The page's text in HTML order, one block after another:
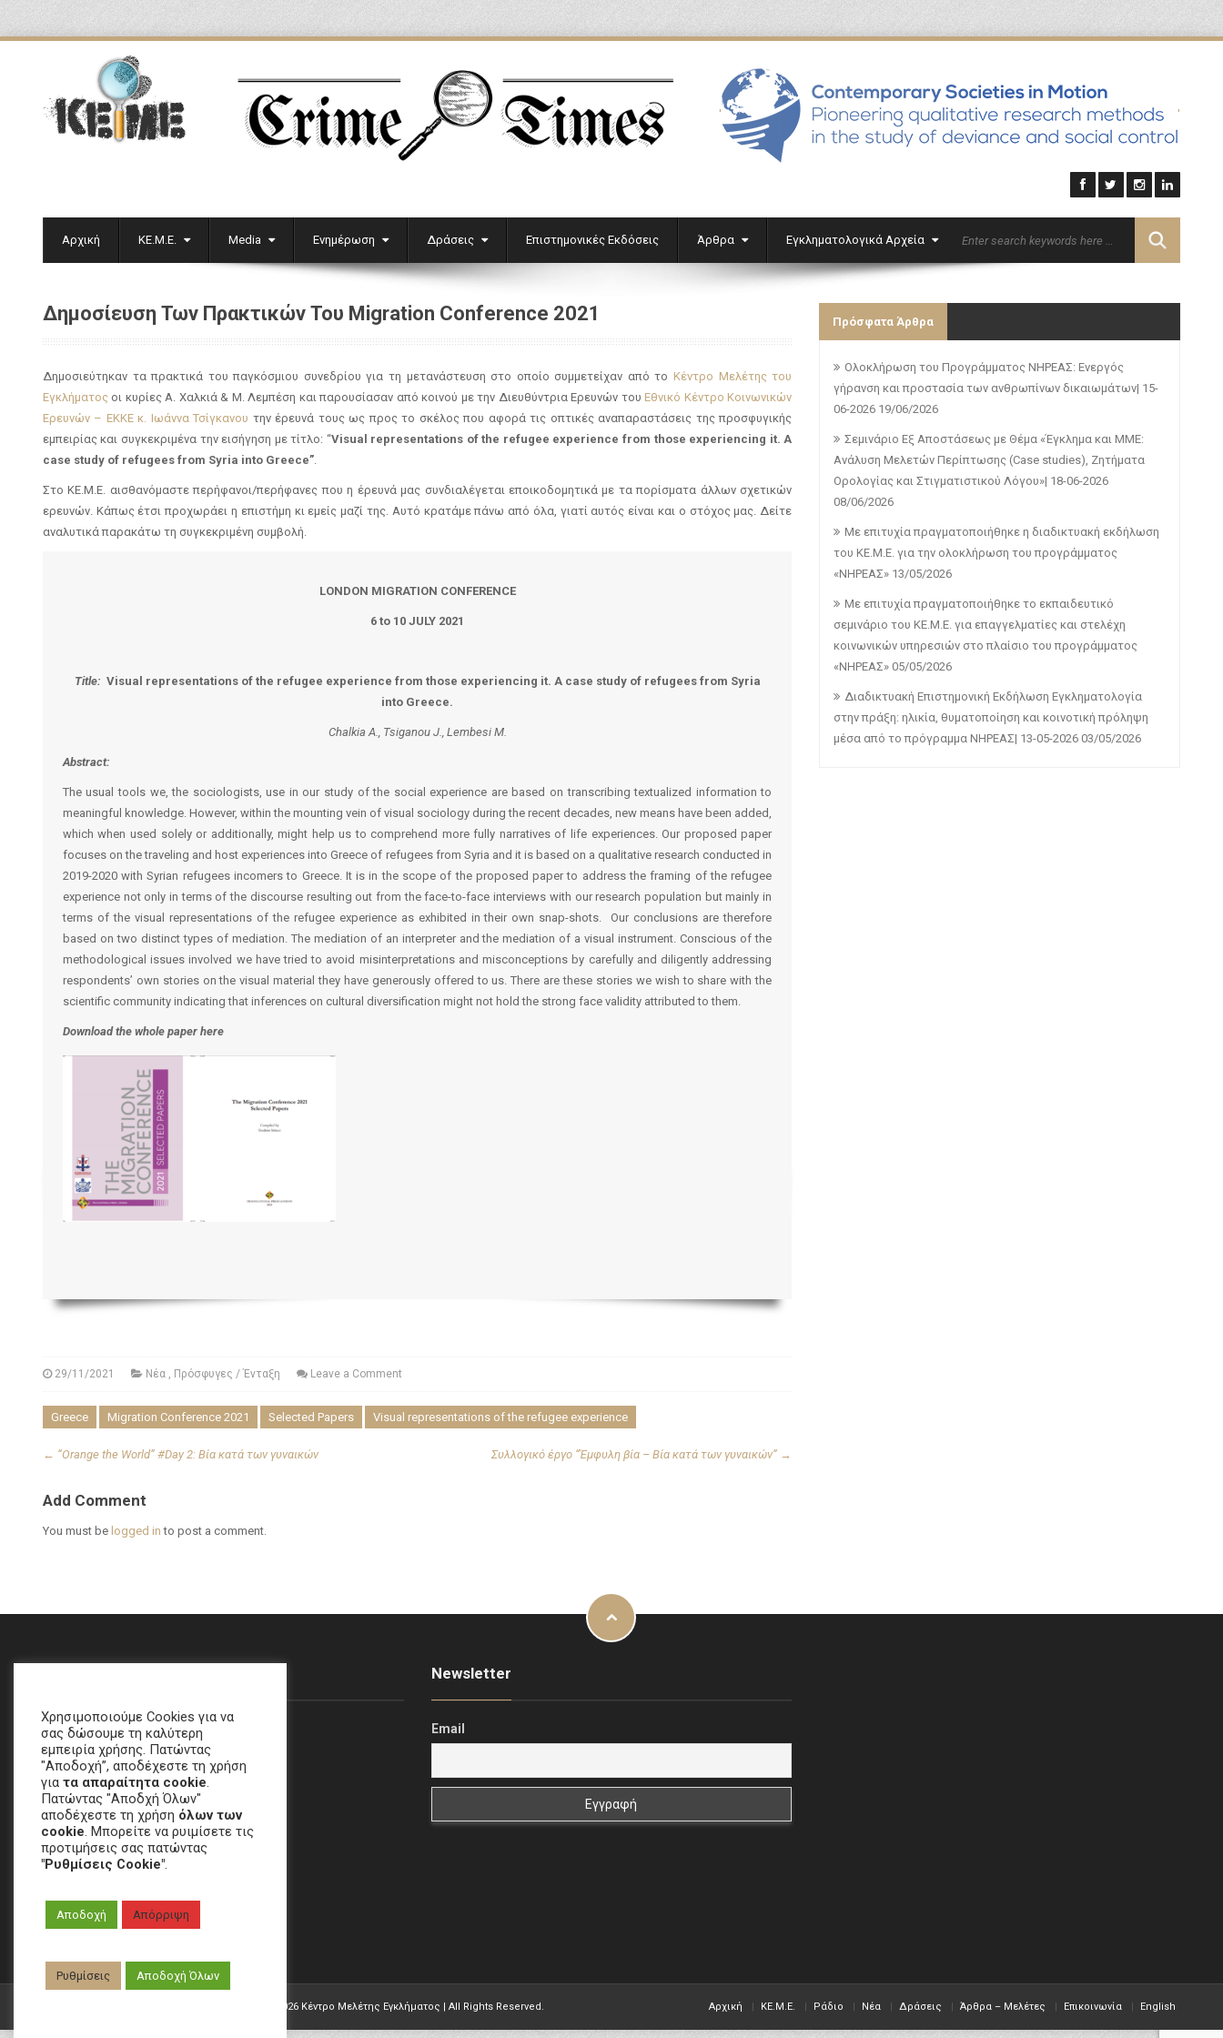
' '
Αρχική ΚΕ.Μ.Ε. Media Ενημέρωση Δράσεις Επιστημονικές Εκδόσεις Άρθρα Εγκληματολογικά Αρχεία Επικοινωνία English
Δημοσίευση Των Πρακτικών Του Migration Conference 2021
Δημοσιεύτηκαν τα πρακτικά του παγκόσμιου συνεδρίου για τη μετανάστευση στο οποίο συμμετείχαν από το Κέντρο Μελέτης του
Εγκλήματος οι κυρίες Α. Χαλκιά & Μ. Λεμπέση και παρουσίασαν από κοινού με την Διευθύντρια Ερευνών του Εθνικό Κέντρο Κοινωνικών
Ερευνών – ΕΚΚΕ κ. ΙωάνναΤσίγκανου την έρευνά τους ως προς το σκέλος που αφορά τις οπτικές αναπαραστάσεις της προσφυγικής
εμπειρίας και συγκεκριμένα την εισήγηση με τίτλο: “Visual representations of the refugee experience from those experiencing it. A
case study of refugees from Syria into Greece”.
Στο ΚΕ.Μ.Ε. αισθανόμαστε περήφανοι/περήφανες που η έρευνά μας συνδιαλέγεται εποικοδομητικά με τα πορίσματα άλλων σχετικών
ερευνών. Κάπως έτσι προχωράει η επιστήμη κι εμείς μαζί της. Αυτό κρατάμε πάνω από όλα, γιατί αυτός είναι και ο στόχος μας. Δείτε
αναλυτικά παρακάτω τη συγκεκριμένη συμβολή.
LONDON MIGRATION CONFERENCE
6 to 10 JULY 2021
Title: Visual representations of the refugee experience from those experiencing it. A case study of refugees from Syria
into Greece.
Chalkia A., Tsiganou J., Lembesi M.
Abstract:
The usual tools we, the sociologists, use in our study of the social experience are based on transcribing textualized information to
meaningful knowledge. However, within the mounting vein of visual sociology during the recent decades, new means have been added,
which when used solely or additionally, might help us to comprehend more fully narratives of life experiences. Our proposed paper
focuses on the traveling and host experiences into Greece of refugees from Syria and it is based on a qualitative research conducted in
2019-2020 with Syrian refugees incomers to Greece. It is in the scope of the proposed paper to address the framing of the refugee
experience not only in terms of the discourse resulting out from the face-to-face interviews with our research population but mainly in
terms of the visual representations of the refugee experience as exhibited in their own snap-shots. Our conclusions are therefore
based on two distinct types of mediation. The mediation of an interpreter and the mediation of a visual instrument. Conscious of the
methodological issues involved we have tried to avoid misinterpretations and misconceptions by carefully and diligently addressing
respondents’ own stories on the visual material they have generously offered to us. There are these stories we wish to share with the
scientific community indicating that inferences on cultural diversification might not hold the strong face validity attributed to them.
Download the whole paper here
29/11/2021 Νέα, Πρόσφυγες / Ένταξη Leave a Comment
Greece Migration Conference 2021 Selected Papers Visual representations of the refugee experience
← “Orange the World” #Day 2: Bία κατά των γυναικών Συλλογικό έργο “Έμφυλη βία – Βία κατά των γυναικών” →
Add Comment
You must be logged in to post a comment.
Πρόσφατα Άρθρα
Ολοκλήρωση του Προγράμματος ΝΗΡΕΑΣ: Ενεργός
γήρανση και προστασία των ανθρωπίνων δικαιωμάτων| 15-
06-2026 19/06/2026
Σεμινάριο Εξ Αποστάσεως με Θέμα «Έγκλημα και ΜΜΕ:
Ανάλυση Μελετών Περίπτωσης (Case studies), Ζητήματα
Ορολογίας και Στιγματιστικού Λόγου»| 18-06-2026
08/06/2026
Με επιτυχία πραγματοποιήθηκε η διαδικτυακή εκδήλωση
του ΚΕ.Μ.Ε. για την ολοκλήρωση του προγράμματος
«ΝΗΡΕΑΣ» 13/05/2026
Με επιτυχία πραγματοποιήθηκε το εκπαιδευτικό
σεμινάριο του ΚΕ.Μ.Ε. για επαγγελματίες και στελέχη
κοινωνικών υπηρεσιών στο πλαίσιο του προγράμματος
«ΝΗΡΕΑΣ» 05/05/2026
Διαδικτυακή Επιστημονική Εκδήλωση Εγκληματολογία
στην πράξη: ηλικία, θυματοποίηση και κοινοτική πρόληψη
μέσα από το πρόγραμμα ΝΗΡΕΑΣ| 13-05-2026 03/05/2026
email:crime[at]e-keme[dot]gr
Newsletter
Email
2026 Κέντρο Μελέτης Εγκλήματος | All Rights Reserved. Αρχική KE.M.E. Ράδιο Νέα Δράσεις Άρθρα – Μελέτες Επικοινωνία English
Χρησιμοποιούμε Cookies για να
σας δώσουμε τη καλύτερη
εμπειρία χρήσης. Πατώντας
"Αποδοχή”, αποδέχεστε τη χρήση
για τα απαραίτητα cookie.
Πατώντας "Αποδχή Όλων"
αποδέχεστε τη χρήση όλων των
cookie. Μπορείτε να ρυιμίσετε τις
προτιμήσεις σας πατώντας
"Ρυθμίσεις Cookie".
Αποδοχή Απόρριψη
Ρυθμίσεις Αποδοχή Όλων